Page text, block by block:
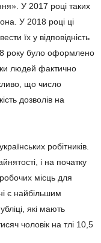
У 2017 році таких
У 2018 році ці
їх у відповідність
року було оформлено
людей фактично
що число
дозволів на
робітників.
і на початку
робочих місць для
є найбільшим
які мають
чоловік на тлі 10,5